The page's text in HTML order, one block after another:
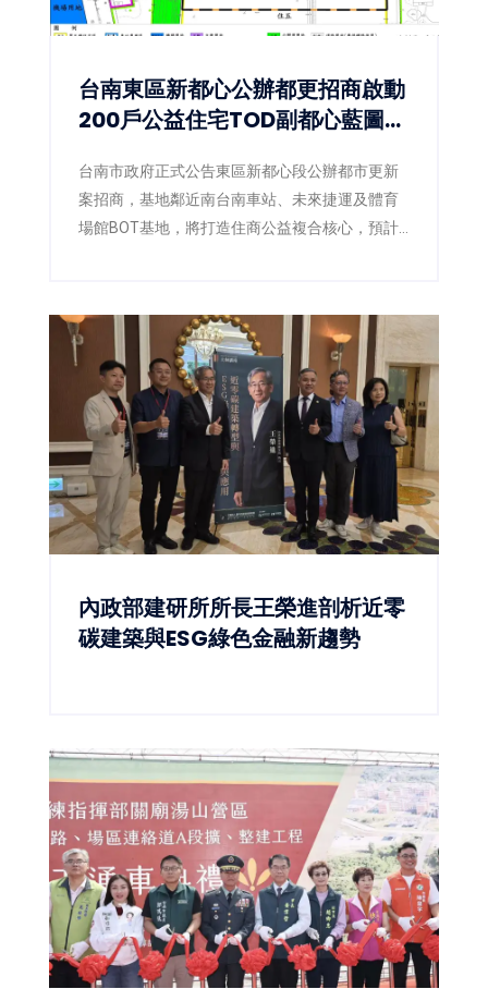
台南東區新都心公辦都更招商啟動
200戶公益住宅TOD副都心藍圖正
台南市政府正式公告東區新都心段公辦都市更新
案招商，基地鄰近南台南車站、未來捷運及體育
場館BOT基地，將打造住商公益複合核心，預計
內政部建研所所長王榮進剖析近零
碳建築與ESG綠色金融新趨勢